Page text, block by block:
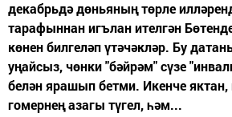
декабрьдә дөньяның төрле
тарафыннан игълан ителгән
көнен билгеләп үтәчәкләр. Бу
уңайсыз, чөнки "бәйрәм" сүзе
белән ярашып бетми. Икенче
гомернең азагы түгел, һәм...